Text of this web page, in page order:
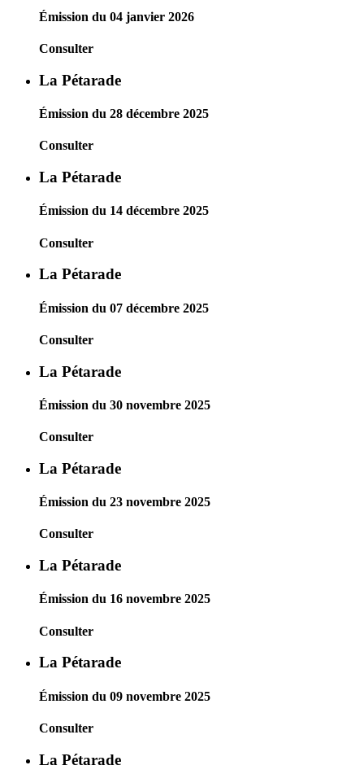
Émission du 04 janvier 2026
Consulter
La Pétarade
Émission du 28 décembre 2025
Consulter
La Pétarade
Émission du 14 décembre 2025
Consulter
La Pétarade
Émission du 07 décembre 2025
Consulter
La Pétarade
Émission du 30 novembre 2025
Consulter
La Pétarade
Émission du 23 novembre 2025
Consulter
La Pétarade
Émission du 16 novembre 2025
Consulter
La Pétarade
Émission du 09 novembre 2025
Consulter
La Pétarade